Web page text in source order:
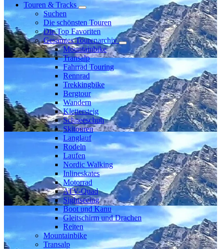
Touren & Tracks
Suchen
Die schönsten Touren
Die Top Favoriten
Gesamtes Tourenarchiv
Mountainbike
Transalp
Fahrrad Touring
Rennrad
Trekkingbike
Bergtour
Wandern
Klettersteig
Schneeschuh
Skitouren
Langlauf
Rodeln
Laufen
Nordic Walking
Inlineskates
Motorrad
ATV-Quad
Sightseeing
Boot und Kanu
Gleitschirm und Drachen
Reiten
Mountainbike
Transalp